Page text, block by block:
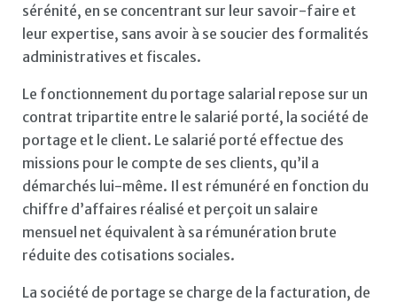
sérénité, en se concentrant sur leur savoir-faire et
leur expertise, sans avoir à se soucier des formalités
administratives et fiscales.
Le fonctionnement du portage salarial repose sur un
contrat tripartite entre le salarié porté, la société de
portage et le client. Le salarié porté effectue des
missions pour le compte de ses clients, qu’il a
démarchés lui-même. Il est rémunéré en fonction du
chiffre d’affaires réalisé et perçoit un salaire
mensuel net équivalent à sa rémunération brute
réduite des cotisations sociales.
La société de portage se charge de la facturation, de